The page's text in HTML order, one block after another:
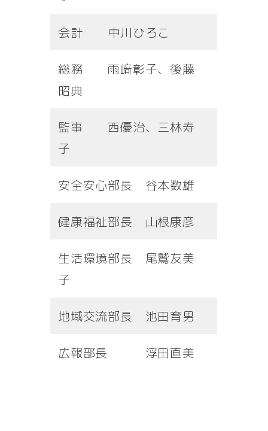
会計 中川ひろこ
総務 雨﨑彰子、後藤
昭典
監事 西優治、三林寿
子
安全安心部長 谷本数雄
健康福祉部長 山根康彦
生活環境部長 尾鷲友美
子
地域交流部長 池田育男
広報部長 浮田直美